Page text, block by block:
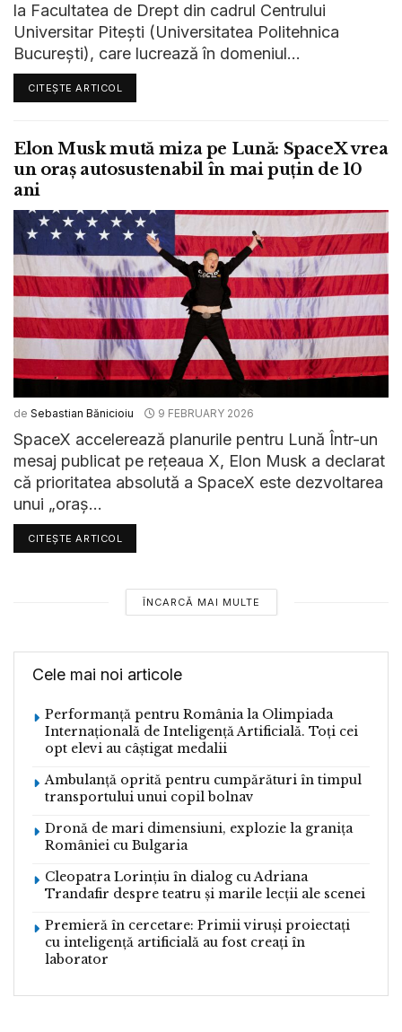
la Facultatea de Drept din cadrul Centrului
Universitar Pitești (Universitatea Politehnica
București), care lucrează în domeniul...
CITEȘTE ARTICOL
Elon Musk mută miza pe Lună: SpaceX vrea
un oraș autosustenabil în mai puțin de 10
ani
de Sebastian Bănicioiu 9 FEBRUARY 2026
SpaceX accelerează planurile pentru Lună Într-un
mesaj publicat pe rețeaua X, Elon Musk a declarat
că prioritatea absolută a SpaceX este dezvoltarea
unui „oraș...
CITEȘTE ARTICOL
ÎNCARCĂ MAI MULTE
Cele mai noi articole
Performanță pentru România la Olimpiada
Internațională de Inteligență Artificială. Toți cei
opt elevi au câștigat medalii
Ambulanță oprită pentru cumpărături în timpul
transportului unui copil bolnav
Dronă de mari dimensiuni, explozie la granița
României cu Bulgaria
Cleopatra Lorințiu în dialog cu Adriana
Trandafir despre teatru și marile lecții ale scenei
Premieră în cercetare: Primii viruși proiectați
cu inteligență artificială au fost creați în
laborator